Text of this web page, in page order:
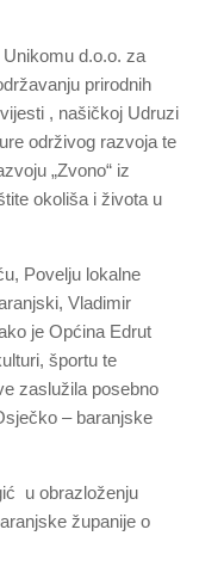
d.o.o. za
prirodnih
, našičkoj Udruzi
održivog razvoja te
„Zvono“ iz
okoliša i života u
Povelju lokalne
Vladimir
je Općina Edrut
športu te
zaslužila posebno
– baranjske
u obrazloženju
županije o